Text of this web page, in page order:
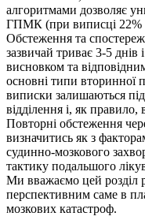
алгоритмами дозволяє
ГПМК (при виписці 22%
Обстеження та
зазвичай триває 3-5 днів
висновком та
основні типи вторинної
виписки залишаються
відділення і, як правило,
Повторні обстеження
визначитись як з
судинно-мозкового
тактику подальшого
Ми вважаємо цей розділ
перспективним саме в
мозкових катастроф.